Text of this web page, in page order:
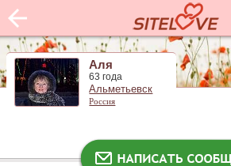
Аля
63 года
Альметьевск
Россия